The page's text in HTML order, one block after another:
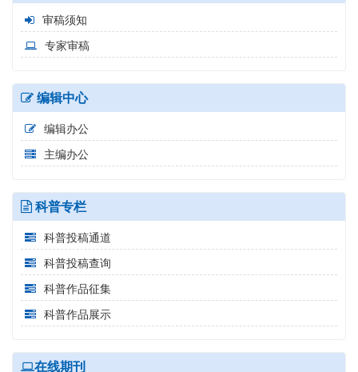
审稿须知
专家审稿
编辑中心
编辑办公
主编办公
科普专栏
科普投稿通道
科普投稿查询
科普作品征集
科普作品展示
在线期刊